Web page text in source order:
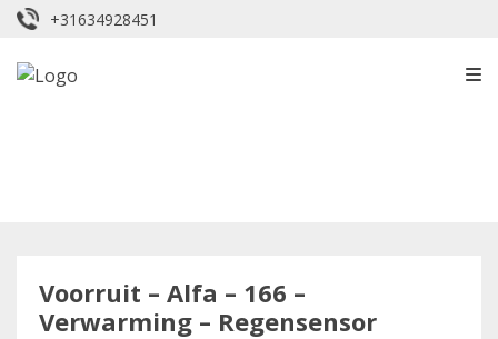
+31634928451
Voorruit – Alfa – 166 –
Verwarming – Regensensor